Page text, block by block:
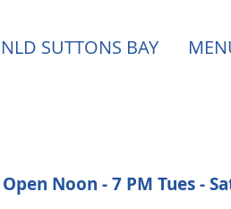
NLD SUTTONS BAY
Open Noon - 7 PM Tues -